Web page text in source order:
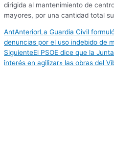
dirigida al mantenimiento de
mayores, por una cantidad total
AntAnteriorLa Guardia Civil
denuncias por el uso indebido de
SiguienteEl PSOE dice que la
interés en agilizar» las obras del